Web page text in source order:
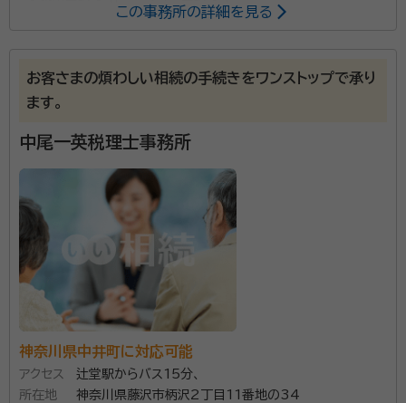
倉田 淳一（くらた じゅんいち） 代表・税理士、宅地建物取引士
事務所口コミ（抜粋）：
account_circle 満足度 5.0
ご利用時期：2026/2
面談の感想
たいへんわかりやすい説明で助かりました。報酬金額も明瞭で安心でき
ました。
契約後の感想
母の確定申告までやっていただきました。とても丁寧で、さすがプロとい
う感じです。素人の自分では到底わからない領域を迅速に処理していた
だきました。感謝でいっぱいです。
☆新横浜駅前に事務所があります相続税申告とその周辺業務に
特化した資産税専門の事務所です。 ☆顧問先を多数持つ一般の
事務所と違い、一般業務と併用で相続税申告をしていませんの
で、業務が効率化されており、スピーディーな申告を行っていま
この事務所の詳細を見る
お客さまの煩わしい相続の手続きをワンストップで承り
ます。
中尾一英税理士事務所
神奈川県中井町に対応可能
アクセス
辻堂駅からバス15分、
所在地
神奈川県藤沢市柄沢2丁目11番地の34